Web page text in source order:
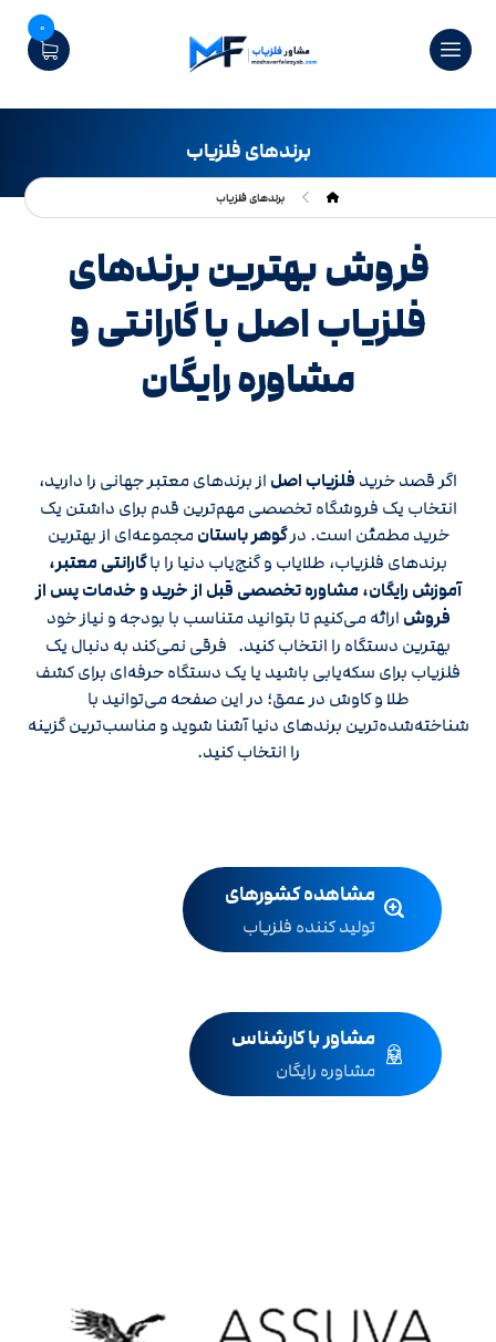
0
برندهای فلزیاب
برندهای فلزیاب
فروش بهترین برندهای
فلزیاب اصل با گارانتی و
مشاوره رایگان
اگر قصد خرید فلزیاب اصل از برندهای معتبر جهانی را دارید،
انتخاب یک فروشگاه تخصصی مهم‌ترین قدم برای داشتن یک
خرید مطمئن است. درگوهر باستان مجموعه‌ای از بهترین
برندهای فلزیاب، طلایاب و گنج‌یاب دنیا را باگارانتی معتبر،
آموزش رایگان، مشاوره تخصصی قبل از خرید و خدمات پس از
فروش ارائه می‌کنیم تا بتوانید متناسب با بودجه و نیاز خود
بهترین دستگاه را انتخاب کنید. فرقی نمی‌کند به دنبال یک
فلزیاب برای سکه‌یابی باشید یا یک دستگاه حرفه‌ای برای کشف
طلا و کاوش در عمق؛ در این صفحه می‌توانید با
شناخته‌شده‌ترین برندهای دنیا آشنا شوید و مناسب‌ترین گزینه
را انتخاب کنید.
مشاهده کشورهای
تولید کننده فلزیاب
مشاور با کارشناس
مشاوره رایگان